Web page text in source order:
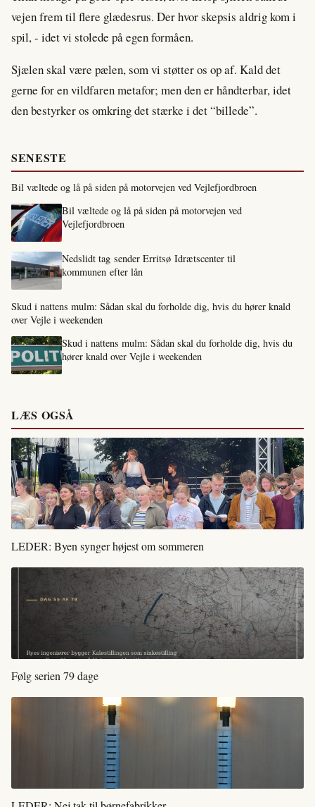
vejen frem til flere glædesrus. Der hvor skepsis aldrig kom i
spil, - idet vi stolede på egen formåen.
Sjælen skal være pælen, som vi støtter os op af. Kald det
gerne for en vildfaren metafor; men den er håndterbar, idet
den bestyrker os omkring det stærke i det “billede”.
SENESTE
Bil væltede og lå på siden på motorvejen ved Vejlefjordbroen
Bil væltede og lå på siden på motorvejen ved
Vejlefjordbroen
Nedslidt tag sender Erritsø Idrætscenter til
kommunen efter lån
Skud i nattens mulm: Sådan skal du forholde dig, hvis du hører knald
over Vejle i weekenden
Skud i nattens mulm: Sådan skal du forholde dig, hvis du
hører knald over Vejle i weekenden
LÆS OGSÅ
LEDER: Byen synger højest om sommeren
Følg serien 79 dage